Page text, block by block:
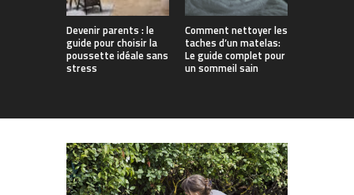
Devenir parents : le
guide pour choisir la
poussette idéale sans
stress
Comment nettoyer les
taches d’un matelas:
Le guide complet pour
un sommeil sain